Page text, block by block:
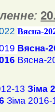
:
Вясна-
Вясна-
Вясна-
13 Зіма
Зіма 2016-